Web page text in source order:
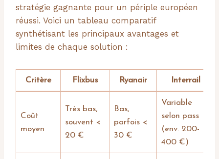
stratégie gagnante pour un périple européen
réussi. Voici un tableau comparatif
synthétisant les principaux avantages et
limites de chaque solution :
Critère Flixbus Ryanair Interrail
Coût
moyen
Très bas,
souvent <
20 €
Bas,
parfois <
30 €
Variable
selon pass
(env. 200-
400 €)